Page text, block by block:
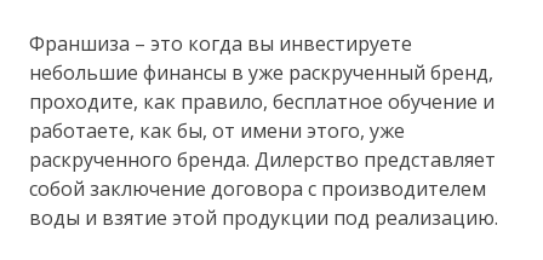
Франшиза – это когда вы инвестируете
небольшие финансы в уже раскрученный бренд,
проходите, как правило, бесплатное обучение и
работаете, как бы, от имени этого, уже
раскрученного бренда. Дилерство представляет
собой заключение договора с производителем
воды и взятие этой продукции под реализацию.